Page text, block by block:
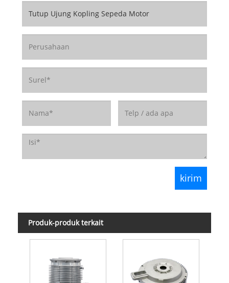
Produk-produk terkait